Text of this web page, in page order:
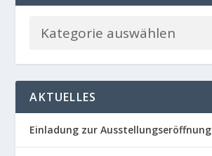
AKTUELLES
Einladung zur Ausstellungseröffnung